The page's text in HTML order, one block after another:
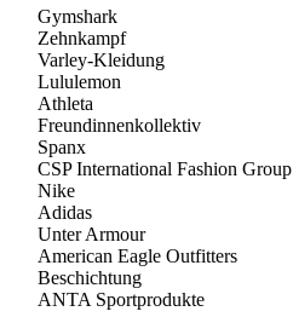
Gymshark
Zehnkampf
Varley-Kleidung
Lululemon
Athleta
Freundinnenkollektiv
Spanx
CSP International Fashion Group
Nike
Adidas
Unter Armour
American Eagle Outfitters
Beschichtung
ANTA Sportprodukte